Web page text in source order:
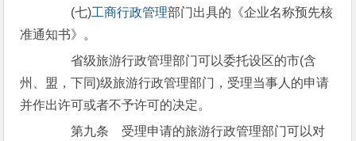
(七)工商行政管理部门出具的《企业名称预先核
准通知书》。
省级旅游行政管理部门可以委托设区的市(含
州、盟，下同)级旅游行政管理部门，受理当事人的申请
并作出许可或者不予许可的决定。
第九条 受理申请的旅游行政管理部门可以对